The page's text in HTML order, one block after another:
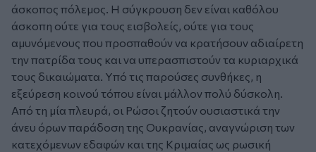
άσκοπος πόλεμος. Η σύγκρουση δεν είναι καθόλου
άσκοπη ούτε για τους εισβολείς, ούτε για τους
αμυνόμενους που προσπαθούν να κρατήσουν αδιαίρετη
την πατρίδα τους και να υπερασπιστούν τα κυριαρχικά
τους δικαιώματα. Υπό τις παρούσες συνθήκες, η
εξεύρεση κοινού τόπου είναι μάλλον πολύ δύσκολη.
Από τη μία πλευρά, οι Ρώσοι ζητούν ουσιαστικά την
άνευ όρων παράδοση της Ουκρανίας, αναγνώριση των
κατεχόμενων εδαφών και της Κριμαίας ως ρωσική